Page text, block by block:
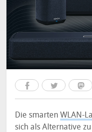
Die smartenWLAN-
sich als Alternative